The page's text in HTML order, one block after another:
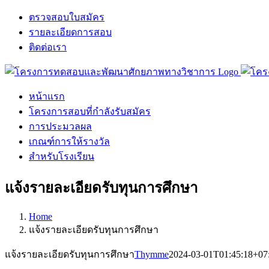
Skip
content
ตรวจสอบใบสมัคร
รายละเอียดการสอบ
ติดต่อเรา
Facebook
X
LINE
หน้าแรก
โครงการสอบที่กำลังรับสมัคร
การประมวลผล
เกณฑ์การให้รางวัล
สำหรับโรงเรียน
แจ้งรายละเอียดรับทุนการศึกษา
Home
แจ้งรายละเอียดรับทุนการศึกษา
แจ้งรายละเอียดรับทุนการศึกษาThymme2024-03-